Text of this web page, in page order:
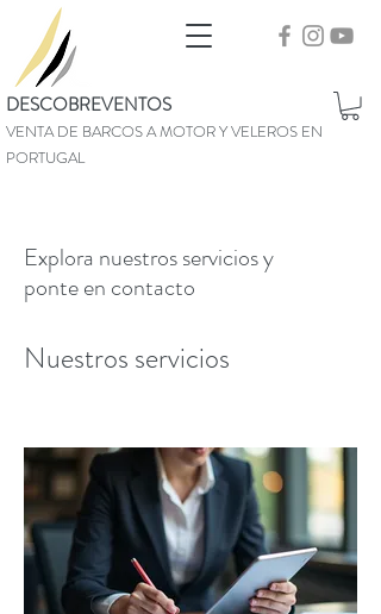
DESCOBREVENTOS
VENTA DE BARCOS A MOTOR Y VELEROS EN
PORTUGAL
Explora nuestros servicios y
ponte en contacto
Nuestros servicios